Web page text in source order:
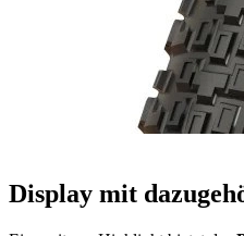
Display mit